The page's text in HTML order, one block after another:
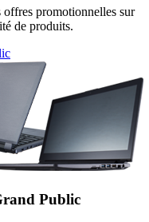
offres promotionnelles sur
de produits.
Public